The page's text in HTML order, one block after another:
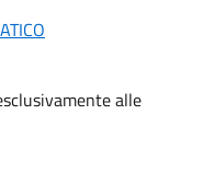
alle